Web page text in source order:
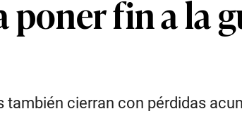
poner fin a la
cierran con pérdidas